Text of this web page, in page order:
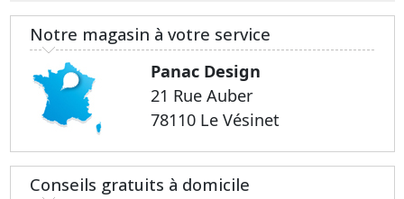
Notre magasin à votre service
Panac Design
21 Rue Auber
78110 Le Vésinet
Conseils gratuits à domicile